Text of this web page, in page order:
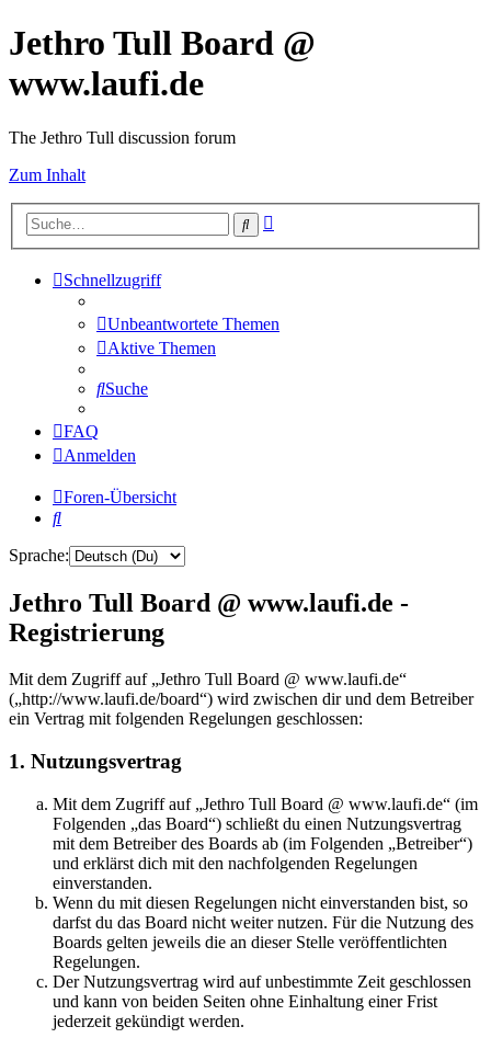
Jethro Tull Board @
www.laufi.de
The Jethro Tull discussion forum
Zum Inhalt
Suche
Schnellzugriff
Unbeantwortete Themen
Aktive Themen
Suche
FAQ
Anmelden
Foren-Übersicht
Suche
Sprache:
Jethro Tull Board @ www.laufi.de -
Registrierung
Mit dem Zugriff auf „Jethro Tull Board @ www.laufi.de“
(„http://www.laufi.de/board“) wird zwischen dir und dem Betreiber
ein Vertrag mit folgenden Regelungen geschlossen:
1. Nutzungsvertrag
Mit dem Zugriff auf „Jethro Tull Board @ www.laufi.de“ (im
Folgenden „das Board“) schließt du einen Nutzungsvertrag
mit dem Betreiber des Boards ab (im Folgenden „Betreiber“)
und erklärst dich mit den nachfolgenden Regelungen
einverstanden.
Wenn du mit diesen Regelungen nicht einverstanden bist, so
darfst du das Board nicht weiter nutzen. Für die Nutzung des
Boards gelten jeweils die an dieser Stelle veröffentlichten
Regelungen.
Der Nutzungsvertrag wird auf unbestimmte Zeit geschlossen
und kann von beiden Seiten ohne Einhaltung einer Frist
jederzeit gekündigt werden.